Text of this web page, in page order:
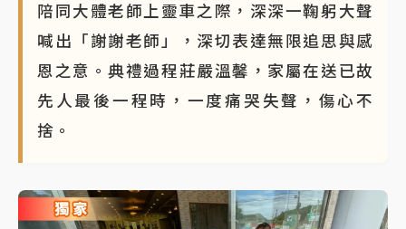
陪同大體老師上靈車之際，深深一鞠躬大聲
喊出「謝謝老師」，深切表達無限追思與感
恩之意。典禮過程莊嚴溫馨，家屬在送已故
先人最後一程時，一度痛哭失聲，傷心不
捨。